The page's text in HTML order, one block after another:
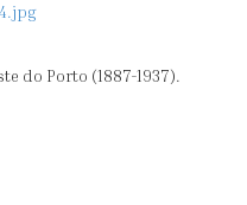
do Porto (1887-1937).